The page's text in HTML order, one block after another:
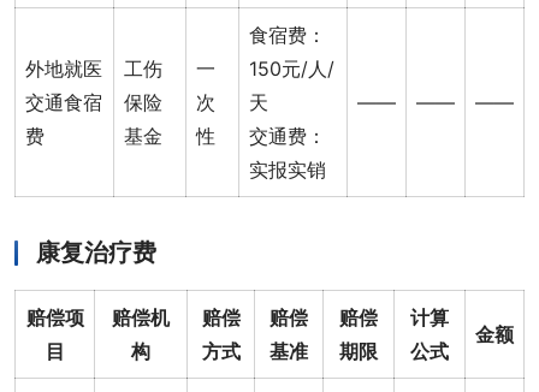
外地就医
交通食宿
费
工伤
保险
基金
一
次
性
食宿费：
150元/人/
天
交通费：
实报实销
—— —— ——
康复治疗费
赔偿项
目
赔偿机
构
赔偿
方式
赔偿
基准
赔偿
期限
计算
公式
金额